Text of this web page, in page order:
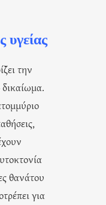
υγείας
την
θανάτου
για